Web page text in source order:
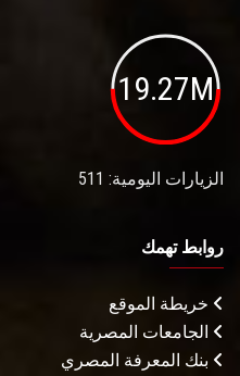
19.27M
الزيارات اليومية: 511
روابط تهمك
خريطة الموقع
الجامعات المصرية
بنك المعرفة المصري